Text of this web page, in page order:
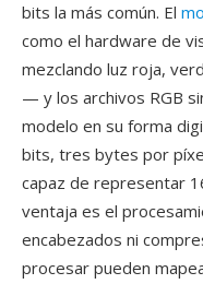
bits la más común. El
como el hardware de
mezclando luz roja,
— y los archivos RGB
modelo en su forma
bits, tres bytes por
capaz de representar
ventaja es el
encabezados ni
procesar pueden